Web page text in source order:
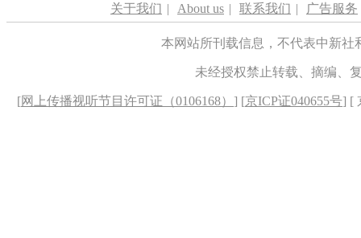
关于我们 | About us | 联系我们 | 广告服务
本网站所刊载信息，不代表中新
未经授权禁止转载、摘编、
[网上传播视听节目许可证（0106168） ] [京ICP证040655号] [